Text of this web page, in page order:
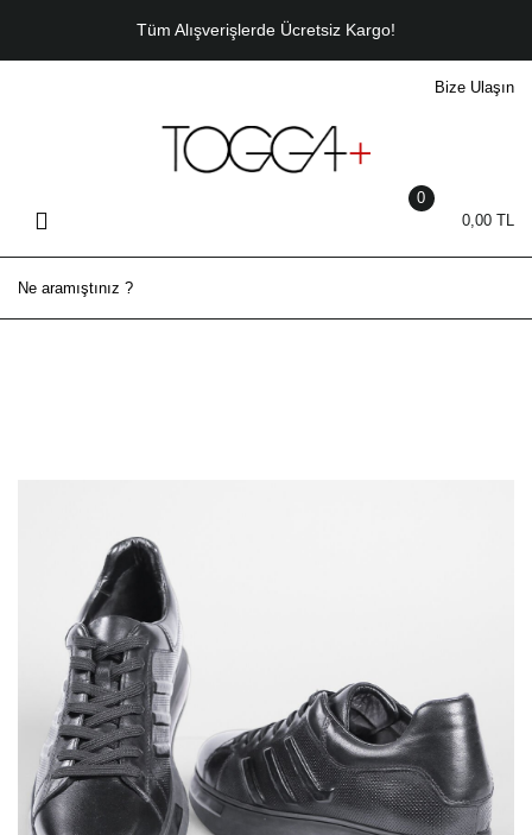
Tüm Alışverişlerde Ücretsiz Kargo!
Bize Ulaşın
0,00 TL
0
Klasik